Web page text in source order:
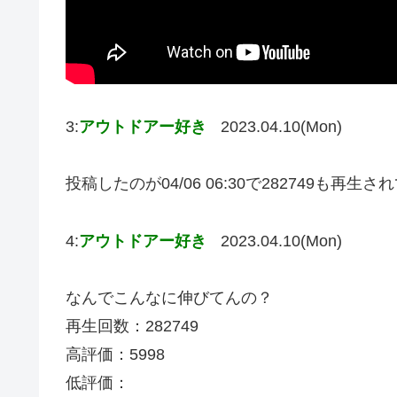
3:アウトドアー好き 2023.04.10(Mon)
投稿したのが04/06 06:30で282749も再生さ
4:アウトドアー好き 2023.04.10(Mon)
なんでこんなに伸びてんの？
再生回数：282749
高評価：5998
低評価：